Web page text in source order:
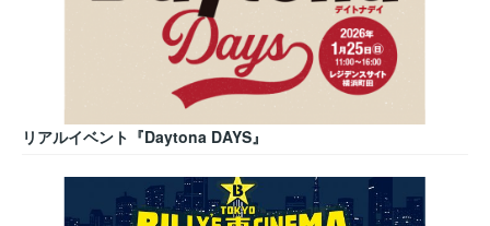
リアルイベント『Daytona DAYS』